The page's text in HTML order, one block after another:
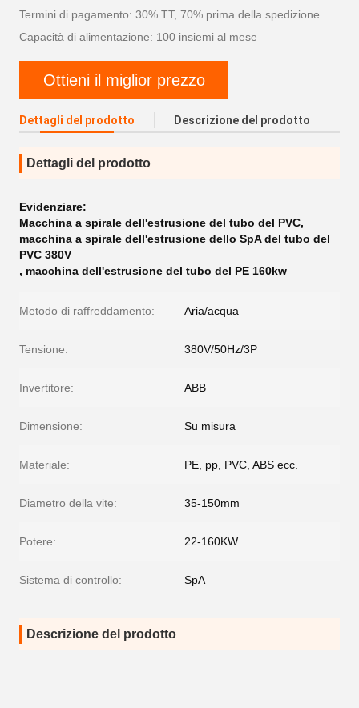
Termini di pagamento: 30% TT, 70% prima della spedizione
Capacità di alimentazione: 100 insiemi al mese
Ottieni il miglior prezzo
Dettagli del prodotto Descrizione del prodotto
Dettagli del prodotto
Evidenziare:
Macchina a spirale dell'estrusione del tubo del PVC,
macchina a spirale dell'estrusione dello SpA del tubo del
PVC 380V
, macchina dell'estrusione del tubo del PE 160kw
Metodo di raffreddamento: Aria/acqua
Tensione: 380V/50Hz/3P
Invertitore: ABB
Dimensione: Su misura
Materiale: PE, pp, PVC, ABS ecc.
Diametro della vite: 35-150mm
Potere: 22-160KW
Sistema di controllo: SpA
Descrizione del prodotto